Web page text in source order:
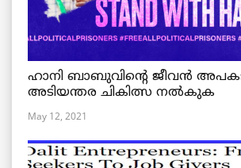
ഹാനി ബാബുവിന്റെ ജീവൻ
അടിയന്തര ചികിത്സ നൽകുക
May 12, 2021